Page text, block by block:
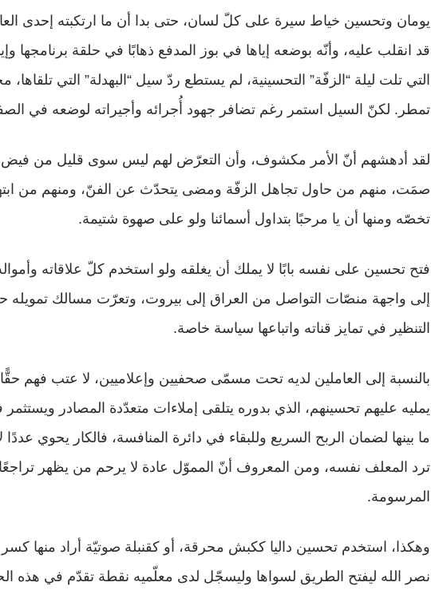
يومان وتحسين خياط سيرة على كلّ لسان، حتى بدا أن ما ارتكبته إحدى
قد انقلب عليه، وأنّه بوضعه إياها في بوز المدفع ذهابًا في حلقة برنامجها
التي تلت ليلة “الزفّة” التحسينية، لم يستطع ردّ سيل “البهدلة” التي تلقاها،
تمطر. لكنّ السيل استمر رغم تضافر جهود أُجرائه وأجيراته لوضعه في
لقد أدهشهم أنّ الأمر مكشوف، وأن التعرّض لهم ليس سوى قليل من
صمَت، منهم من حاول تجاهل الزفّة ومضى يتحدّث عن الفنّ، ومنهم من
تخصّه ومنها أن يا مرحبًا بتداول أسمائنا ولو على صهوة شتيمة.
فتح تحسين على نفسه بابًا لا يملك أن يغلقه ولو استخدم كلّ علاقاته
إلى واجهة منصّات التواصل من العراق إلى بيروت، وتعرّت مسالك تمويله
التنظير في تمايز قناته واتباعها سياسة خاصة.
بالنسبة إلى العاملين لديه تحت مسمّى صحفيين وإعلاميين، لا عتب فهم حقًّا
يمليه عليهم تحسينهم، الذي بدوره يتلقى إملاءات متعدّدة المصادر
ما بينها لضمان الربح السريع وللبقاء في دائرة المنافسة، فالكار يحوي
ترد المعلف نفسه، ومن المعروف أنّ المموّل عادة لا يرحم من يظهر
المرسومة.
وهكذا، استخدم تحسين داليا ككبش محرقة، أو كقنبلة صوتيّة أراد منها
نصر الله ليفتح الطريق لسواها وليسجّل لدى معلّميه نقطة تقدّم في هذه